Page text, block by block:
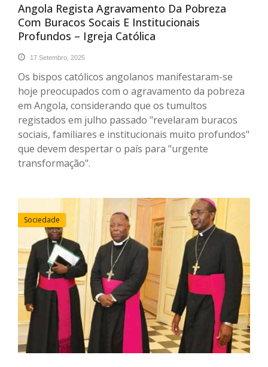
Angola Regista Agravamento Da Pobreza
Com Buracos Socais E Institucionais
Profundos – Igreja Católica
17 Setembro, 2025
Os bispos católicos angolanos manifestaram-se
hoje preocupados com o agravamento da pobreza
em Angola, considerando que os tumultos
registados em julho passado "revelaram buracos
sociais, familiares e institucionais muito profundos"
que devem despertar o país para "urgente
transformação".
Sociedade